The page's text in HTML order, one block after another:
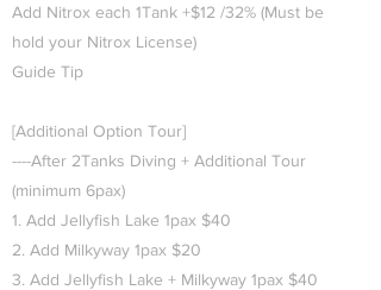
Add Nitrox each 1Tank +$12 /32% (Must be
hold your Nitrox License)
Guide Tip
[Additional Option Tour]
----After 2Tanks Diving + Additional Tour
(minimum 6pax)
1. Add Jellyfish Lake 1pax $40
2. Add Milkyway 1pax $20
3. Add Jellyfish Lake + Milkyway 1pax $40